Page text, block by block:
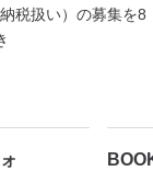
税扱い）の募集を8